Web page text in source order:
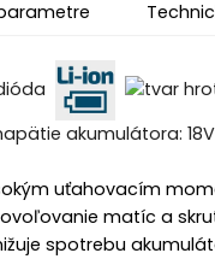
uťahovacím
matíc a
spotrebu